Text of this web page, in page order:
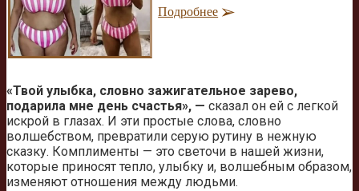
Подробнее
«Твой улыбка, словно зажигательное зарево,
подарила мне день счастья», — сказал он ей с легкой
искрой в глазах. И эти простые слова, словно
волшебством, превратили серую рутину в нежную
сказку. Комплименты — это светочи в нашей жизни,
которые приносят тепло, улыбку и, волшебным образом,
изменяют отношения между людьми.